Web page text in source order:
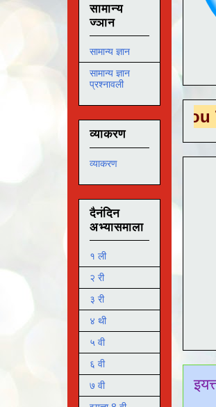
या You Tube
सामान्य
ज्ञान
सामान्य ज्ञान
सामान्य ज्ञान
प्रश्नावली
व्याकरण
व्याकरण
दैनंदिन
अभ्यासमाला
१ ली
२ री
३ री
४ थी
५ वी
६ वी
७ वी